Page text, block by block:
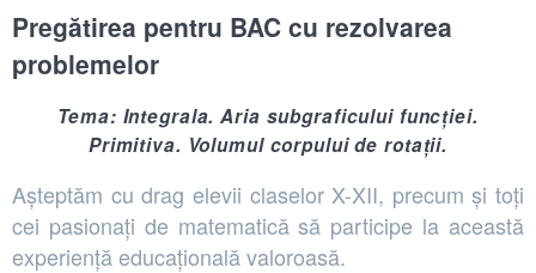
Pregătirea pentru BAC cu rezolvarea
problemelor
Tema: Integrala. Aria subgraficului funcției.
Primitiva. Volumul corpului de rotații.
Așteptăm cu drag elevii claselor X-XII, precum și toți
cei pasionați de matematică să participe la această
experiență educațională valoroasă.